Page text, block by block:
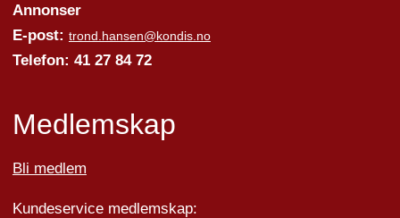
Annonser
E-post: trond.hansen@kondis.no
Telefon: 41 27 84 72
Medlemskap
Bli medlem
Kundeservice medlemskap: